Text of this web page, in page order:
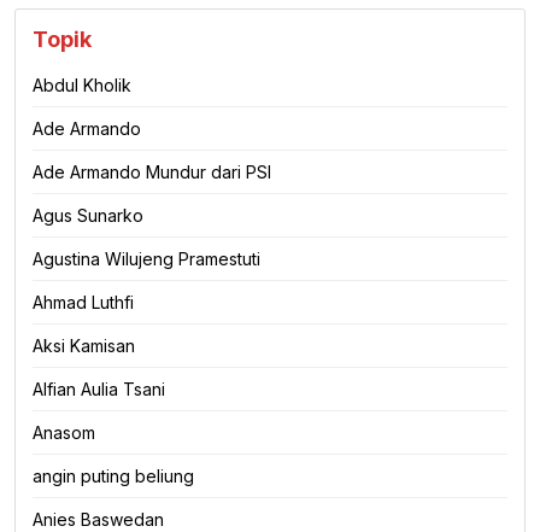
Topik
Abdul Kholik
Ade Armando
Ade Armando Mundur dari PSI
Agus Sunarko
Agustina Wilujeng Pramestuti
Ahmad Luthfi
Aksi Kamisan
Alfian Aulia Tsani
Anasom
angin puting beliung
Anies Baswedan